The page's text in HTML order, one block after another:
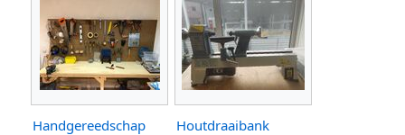
Handgereedschap Houtdraaibank